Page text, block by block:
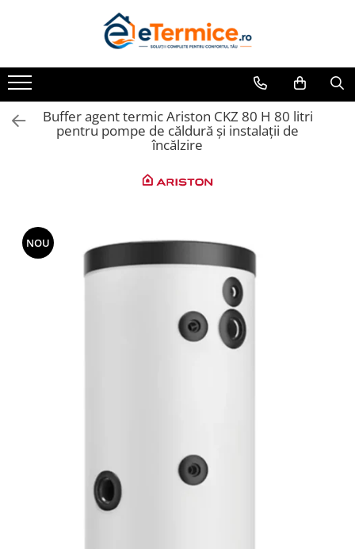
Toate Produsele
Climatizare
Ventiloconvector
Aparate aer conditionat multi-split
Centrale electrice
Accesorii de montaj
Cazane pe combustibil solid
Cazane pe lemne cu gazeificare
Buffer agent termic Ariston CKZ 80 H 80 litri
pentru pompe de căldură și instalații de
încălzire
NOU